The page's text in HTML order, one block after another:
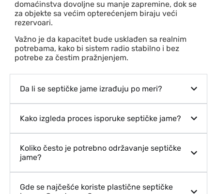
domaćinstva dovoljne su manje zapremine, dok se
za objekte sa većim opterećenjem biraju veći
rezervoari.
Važno je da kapacitet bude usklađen sa realnim
potrebama, kako bi sistem radio stabilno i bez
potrebe za čestim pražnjenjem.
Da li se septičke jame izrađuju po meri?
Kako izgleda proces isporuke septičke jame?
Koliko često je potrebno održavanje septičke
jame?
Gde se najčešće koriste plastične septičke